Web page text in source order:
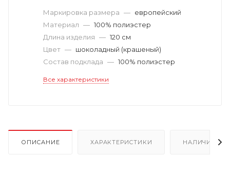
Маркировка размера — европейский
Материал — 100% полиэстер
Длина изделия — 120 см
Цвет — шоколадный (крашеный)
Состав подклада — 100% полиэстер
Все характеристики
ОПИСАНИЕ ХАРАКТЕРИСТИКИ НАЛИЧИЕ